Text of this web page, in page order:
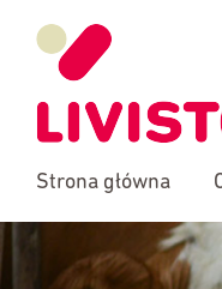
Strona główna